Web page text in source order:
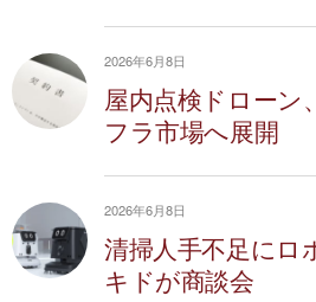
2026年6月8日
屋内点検ドローン
フラ市場へ展開
2026年6月8日
清掃人手不足にロ
キドが商談会